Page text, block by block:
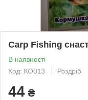
Carp Fishing
В наявності
Код: КО013
Роздріб
44 ₴